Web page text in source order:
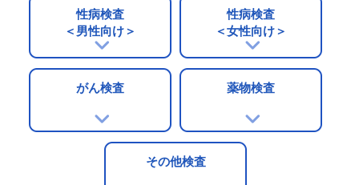
性病検査
＜男性向け＞
性病検査
＜女性向け＞
がん検査 薬物検査
その他検査